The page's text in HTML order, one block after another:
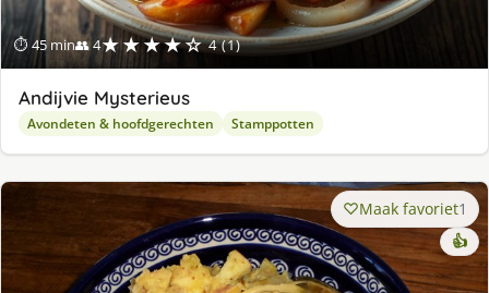
⏱ 45 min👥 4★★★★☆ 4 (1)
Andijvie Mysterieus
Avondeten & hoofdgerechten Stamppotten
Maak favoriet1
👍